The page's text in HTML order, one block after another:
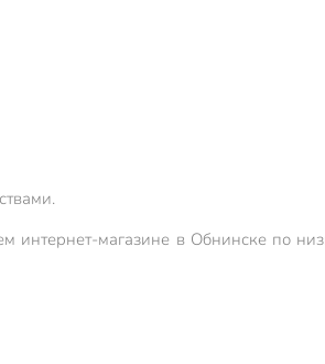
интернет-магазине в Обнинске по